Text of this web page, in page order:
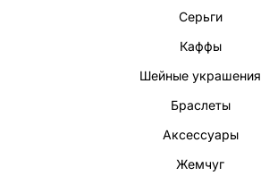
Серьги
Каффы
Шейные украшения
Браслеты
Аксессуары
Жемчуг